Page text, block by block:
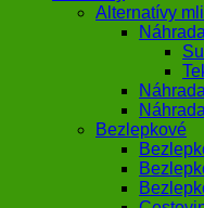
Alternatívy
Bezlepkové